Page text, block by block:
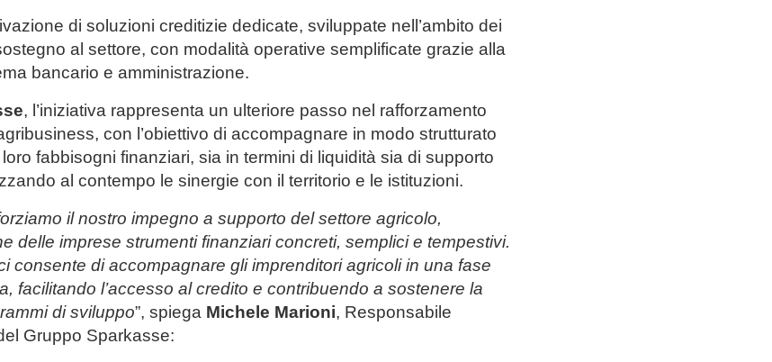
di soluzioni creditizie dedicate, sviluppate nell’ambito dei
al settore, con modalità operative semplificate grazie alla
bancario e amministrazione.
, l’iniziativa rappresenta un ulteriore passo nel rafforzamento
con l’obiettivo di accompagnare in modo strutturato
fabbisogni finanziari, sia in termini di liquidità sia di supporto
al contempo le sinergie con il territorio e le istituzioni.
il nostro impegno a supporto del settore agricolo,
delle imprese strumenti finanziari concreti, semplici e tempestivi.
consente di accompagnare gli imprenditori agricoli in una fase
facilitando l’accesso al credito e contribuendo a sostenere la
di sviluppo”, spiega Michele Marioni, Responsabile
Gruppo Sparkasse: